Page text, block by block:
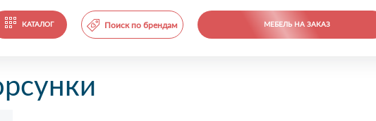
КАТАЛОГ Поиск по брендам МЕБЕЛЬ НА ЗАКАЗ